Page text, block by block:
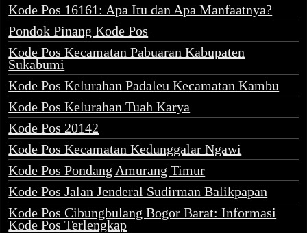
Kode Pos 16161: Apa Itu dan Apa Manfaatnya?
Pondok Pinang Kode Pos
Kode Pos Kecamatan Pabuaran Kabupaten
Sukabumi
Kode Pos Kelurahan Padaleu Kecamatan Kambu
Kode Pos Kelurahan Tuah Karya
Kode Pos 20142
Kode Pos Kecamatan Kedunggalar Ngawi
Kode Pos Pondang Amurang Timur
Kode Pos Jalan Jenderal Sudirman Balikpapan
Kode Pos Cibungbulang Bogor Barat: Informasi
Kode Pos Terlengkap